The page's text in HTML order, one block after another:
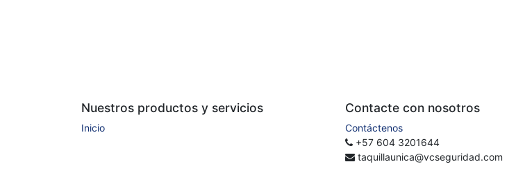
Nuestros productos y servicios
Inicio
Contacte con nosotros
Contáctenos
+57 604 3201644
taquillaunica@vcseguridad.com